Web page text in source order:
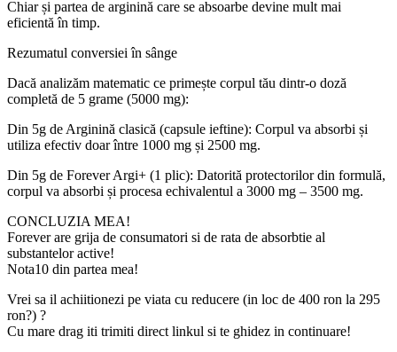
Chiar și partea de arginină care se absoarbe devine mult mai
eficientă în timp.
Rezumatul conversiei în sânge
Dacă analizăm matematic ce primește corpul tău dintr-o doză
completă de 5 grame (5000 mg):
Din 5g de Arginină clasică (capsule ieftine): Corpul va absorbi și
utiliza efectiv doar între 1000 mg și 2500 mg.
Din 5g de Forever Argi+ (1 plic): Datorită protectorilor din formulă,
corpul va absorbi și procesa echivalentul a 3000 mg – 3500 mg.
CONCLUZIA MEA!
Forever are grija de consumatori si de rata de absorbtie al
substantelor active!
Nota10 din partea mea!
Vrei sa il achiitionezi pe viata cu reducere (in loc de 400 ron la 295
ron?) ?
Cu mare drag iti trimiti direct linkul si te ghidez in continuare!